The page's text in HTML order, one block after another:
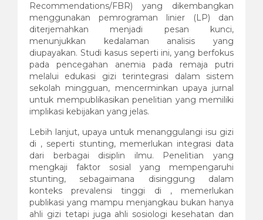
Recommendations/FBR) yang dikembangkan
menggunakan pemrograman linier (LP) dan
diterjemahkan menjadi pesan kunci,
menunjukkan kedalaman analisis yang
diupayakan. Studi kasus seperti ini, yang berfokus
pada pencegahan anemia pada remaja putri
melalui edukasi gizi terintegrasi dalam sistem
sekolah mingguan, mencerminkan upaya jurnal
untuk mempublikasikan penelitian yang memiliki
implikasi kebijakan yang jelas.
Lebih lanjut, upaya untuk menanggulangi isu gizi
di , seperti stunting, memerlukan integrasi data
dari berbagai disiplin ilmu. Penelitian yang
mengkaji faktor sosial yang mempengaruhi
stunting, sebagaimana disinggung dalam
konteks prevalensi tinggi di , memerlukan
publikasi yang mampu menjangkau bukan hanya
ahli gizi tetapi juga ahli sosiologi kesehatan dan